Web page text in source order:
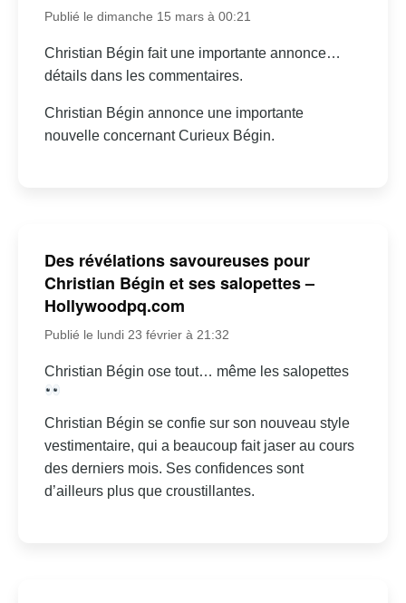
Publié le dimanche 15 mars à 00:21
Christian Bégin fait une importante annonce…
détails dans les commentaires.
Christian Bégin annonce une importante
nouvelle concernant Curieux Bégin.
Des révélations savoureuses pour
Christian Bégin et ses salopettes –
Hollywoodpq.com
Publié le lundi 23 février à 21:32
Christian Bégin ose tout… même les salopettes
Christian Bégin se confie sur son nouveau style
vestimentaire, qui a beaucoup fait jaser au cours
des derniers mois. Ses confidences sont
d’ailleurs plus que croustillantes.